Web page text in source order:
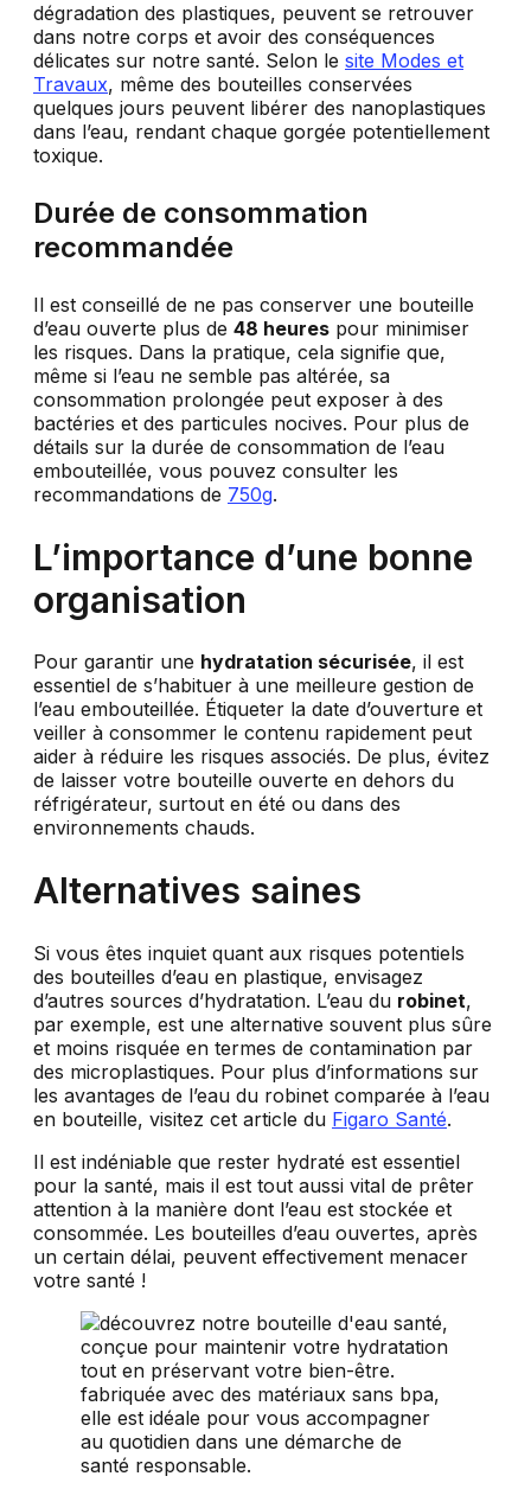
dégradation des plastiques, peuvent se retrouver
dans notre corps et avoir des conséquences
délicates sur notre santé. Selon le site Modes et
Travaux, même des bouteilles conservées
quelques jours peuvent libérer des nanoplastiques
dans l’eau, rendant chaque gorgée potentiellement
toxique.
Durée de consommation
recommandée
Il est conseillé de ne pas conserver une bouteille
d’eau ouverte plus de 48 heures pour minimiser
les risques. Dans la pratique, cela signifie que,
même si l’eau ne semble pas altérée, sa
consommation prolongée peut exposer à des
bactéries et des particules nocives. Pour plus de
détails sur la durée de consommation de l’eau
embouteillée, vous pouvez consulter les
recommandations de 750g.
L’importance d’une bonne
organisation
Pour garantir une hydratation sécurisée, il est
essentiel de s’habituer à une meilleure gestion de
l’eau embouteillée. Étiqueter la date d’ouverture et
veiller à consommer le contenu rapidement peut
aider à réduire les risques associés. De plus, évitez
de laisser votre bouteille ouverte en dehors du
réfrigérateur, surtout en été ou dans des
environnements chauds.
Alternatives saines
Si vous êtes inquiet quant aux risques potentiels
des bouteilles d’eau en plastique, envisagez
d’autres sources d’hydratation. L’eau du robinet,
par exemple, est une alternative souvent plus sûre
et moins risquée en termes de contamination par
des microplastiques. Pour plus d’informations sur
les avantages de l’eau du robinet comparée à l’eau
en bouteille, visitez cet article du Figaro Santé.
Il est indéniable que rester hydraté est essentiel
pour la santé, mais il est tout aussi vital de prêter
attention à la manière dont l’eau est stockée et
consommée. Les bouteilles d’eau ouvertes, après
un certain délai, peuvent effectivement menacer
votre santé !